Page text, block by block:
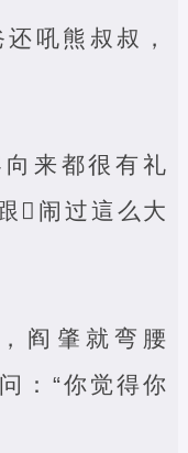
吼熊叔叔，
来都很有礼
‌闹过這么大
阎肇就弯腰
：“你觉得你